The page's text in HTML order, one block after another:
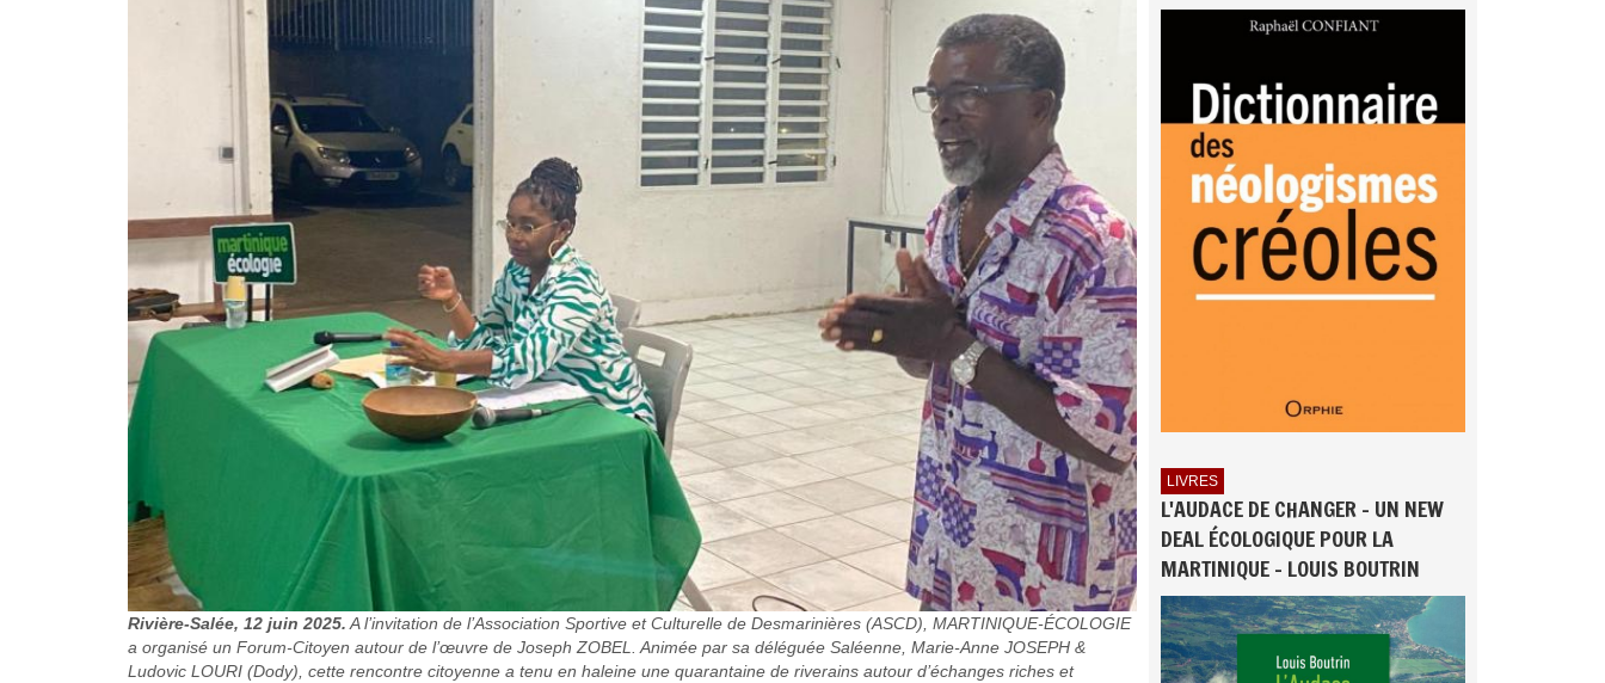
Rivière-Salée, 12 juin 2025. A l’invitation de l’Association Sportive et Culturelle de Desmarinières (ASCD), MARTINIQUE-ÉCOLOGIE
a organisé un Forum-Citoyen autour de l’œuvre de Joseph ZOBEL. Animée par sa déléguée Saléenne, Marie-Anne JOSEPH &
Ludovic LOURI (Dody), cette rencontre citoyenne a tenu en haleine une quarantaine de riverains autour d’échanges riches et
LIVRES
L'AUDACE DE CHANGER - UN NEW
DEAL ÉCOLOGIQUE POUR LA
MARTINIQUE - LOUIS BOUTRIN